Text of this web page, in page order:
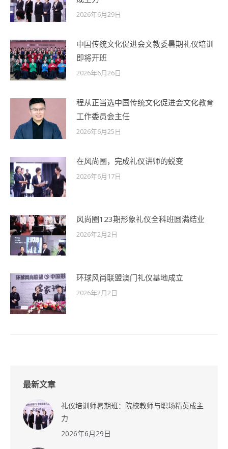
2026年6月29日
中国传统文化促进会文教委暑期礼仪培训
即将开班
2026年6月26日
程从正当选中国传统文化促进会文化教育
工作委员会主任
2026年6月25日
在风尚圈，完成礼仪讲师的蜕变
2026年6月17日
风尚圈123期形象礼仪全科班圆满结业
2026年2月2日
环球风尚联盟澳门礼仪基地成立
2026年2月2日
最新文章
礼仪培训师暑期班：院校教师与职场精英成主
力
2026年6月29日